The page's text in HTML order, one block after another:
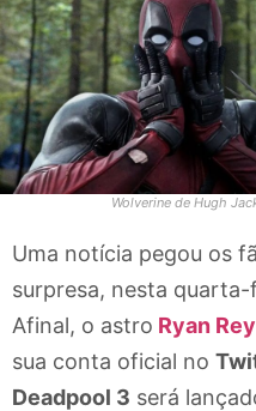
Wolverine de Hugh
Uma notícia pegou os
surpresa, nesta
Afinal, o astro Ryan
sua conta oficial no
Deadpool 3 será